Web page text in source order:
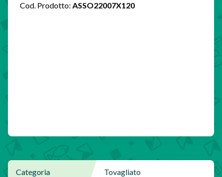
Cod. Prodotto: ASSO22007X120
Categoria Tovagliato